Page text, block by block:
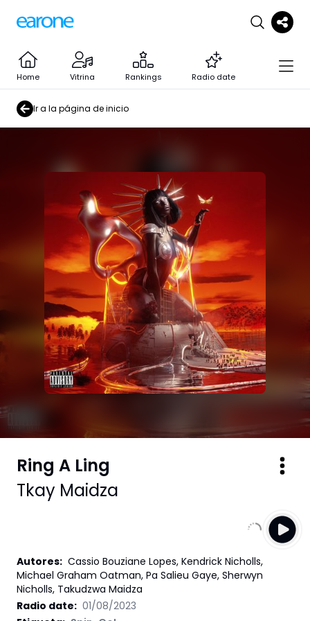
Home Vitrina Rankings Radio date
Ir a la página de inicio
Ring A Ling
Tkay Maidza
Autores: Cassio Bouziane Lopes, Kendrick Nicholls,
Michael Graham Oatman, Pa Salieu Gaye, Sherwyn
Nicholls, Takudzwa Maidza
Radio date: 01/08/2023